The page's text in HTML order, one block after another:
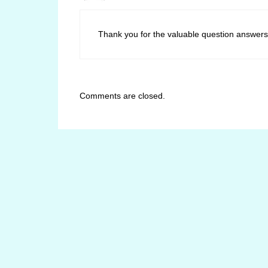
Thank you for the valuable question
Comments are closed.